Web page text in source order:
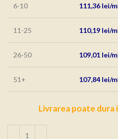
6-10 111,36 lei
11-25 110,19 lei
26-50 109,01 lei
51+ 107,84 lei
Livrarea poate dura